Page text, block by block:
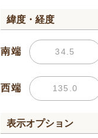
緯度・経度
南端
西端
表示オプション